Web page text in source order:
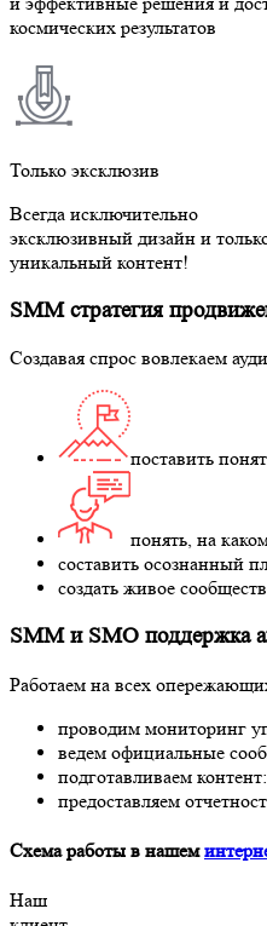
космических результатов
Только эксклюзив
Всегда исключительно
эксклюзивный дизайн и
уникальный контент!
SMM стратегия
Создавая спрос вовлекаем
поставить
понять, на
составить осознанный
создать живое
SMM и SMO поддержка
Работаем на всех
проводим мониторинг
ведем официальные
подготавливаем
предоставляем
Схема работы в нашем
Наш